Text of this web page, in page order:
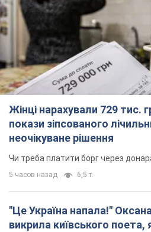
Жінці нарахували 729 тис.
покази зіпсованого
неочікуване рішення
Чи треба платити борг через
5 часов назад 6,5 т.
"Це Україна напала!"
викрила київського поета,